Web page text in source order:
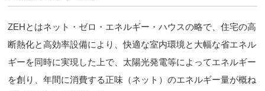
ZEHとはネット・ゼロ・エネルギー・ハウスの略で、住宅の高
断熱化と高効率設備により、快適な室内環境と大幅な省エネル
ギーを同時に実現した上で、太陽光発電等によってエネルギー
を創り、年間に消費する正味（ネット）のエネルギー量が概ね